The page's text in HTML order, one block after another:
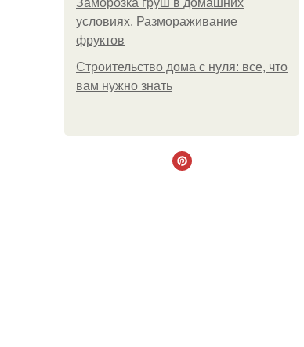
Заморозка груш в домашних
условиях. Размораживание
фруктов
Строительство дома с нуля: все, что
вам нужно знать